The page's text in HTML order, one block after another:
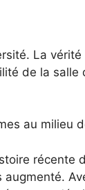
La
de la
au milieu
récente